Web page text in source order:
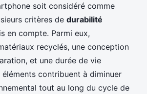
soit considéré comme
critères de durabilité
en compte. Parmi eux,
recyclés, une conception
et une durée de vie
éléments contribuent à diminuer
tout au long du cycle de